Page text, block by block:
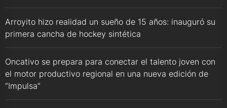
Arroyito hizo realidad un sueño de 15 años: inauguró su
primera cancha de hockey sintética
Oncativo se prepara para conectar el talento joven con
el motor productivo regional en una nueva edición de
“Impulsa”